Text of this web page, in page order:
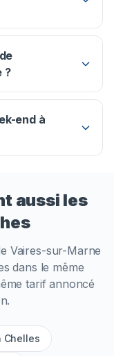
?
end à
aussi les
Vaires-sur-Marne
dans le même
tarif annoncé
Chelles